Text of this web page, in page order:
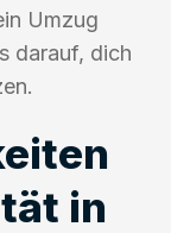
Umzug
darauf, dich
in